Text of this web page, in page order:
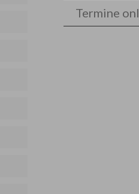
Termine